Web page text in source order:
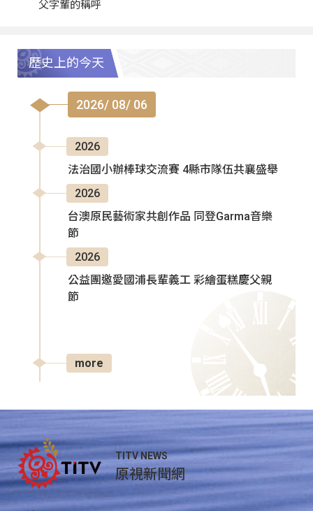
父字輩的稱呼
歷史上的今天
2026/ 08/ 06
2026
法治國小辦棒球交流賽 4縣市隊伍共襄盛舉
2026
台澳原民藝術家共創作品 同登Garma音樂
節
2026
公益團邀愛國浦長輩義工 彩繪蛋糕慶父親
節
more
TITV NEWS
原視新聞網